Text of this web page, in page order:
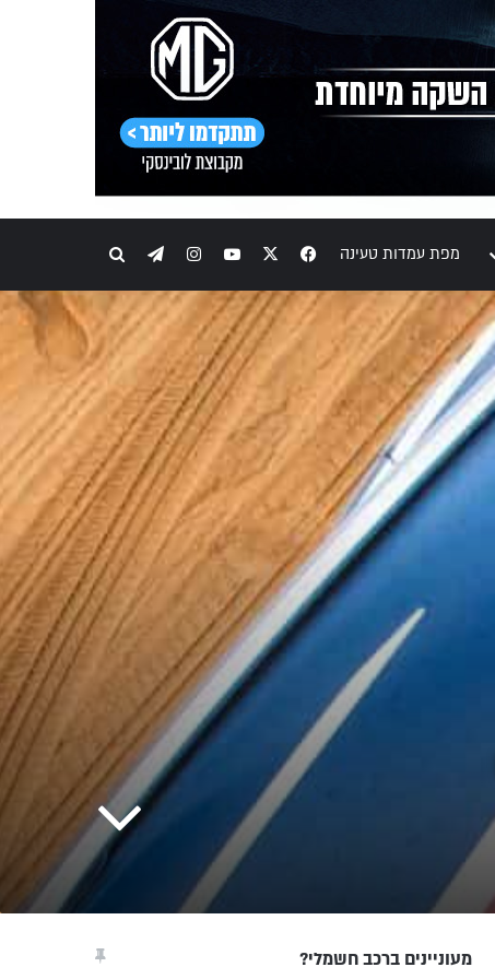
מפת עמדות טעינה Facebook
YouTube
Instagram
Telegram
חיפוש
מעוניינים ברכב חשמלי?